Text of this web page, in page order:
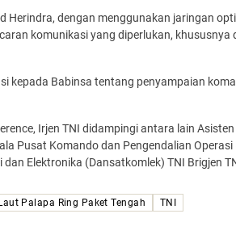
Herindra, dengan menggunakan jaringan
komunikasi yang diperlukan,
kepada Babinsa tentang penyampaian
Irjen TNI didampingi antara lain
Pusat Komando dan Pengendalian
Elektronika (Dansatkomlek) TNI Brigjen
Palapa Ring Paket Tengah TNI